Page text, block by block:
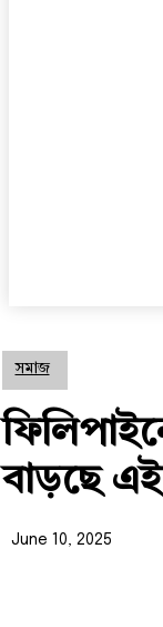
সমাজ
বাড়ছে
June 10, 2025